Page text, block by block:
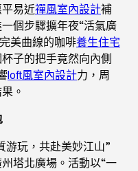
易近禪風室內設計補
個步驟擴年夜“活氣廣
美曲線的咖啡養生住宅
子的把手竟然向內側
loft風室內設計力，周
。
游玩，共赴美妙江山”
塔北廣場。活動以“一